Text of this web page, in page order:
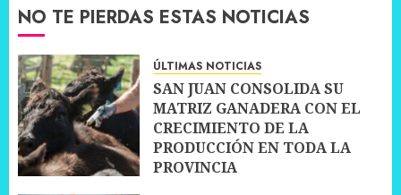
NO TE PIERDAS ESTAS NOTICIAS
ÚLTIMAS NOTICIAS
SAN JUAN CONSOLIDA SU
MATRIZ GANADERA CON EL
CRECIMIENTO DE LA
PRODUCCIÓN EN TODA LA
PROVINCIA